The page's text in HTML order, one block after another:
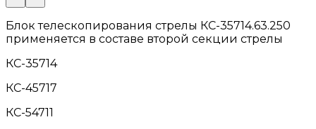
Блок телескопирования стрелы КС-35714.63.250
применяется в составе второй секции стрелы
КС-35714
КС-45717
КС-54711